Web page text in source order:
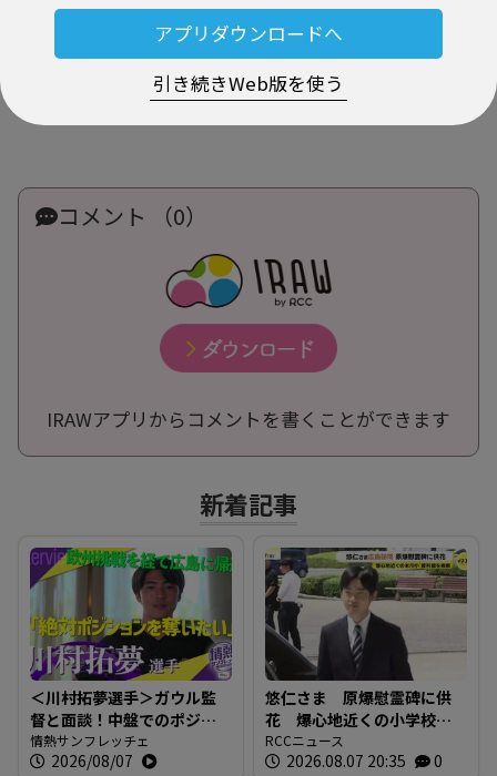
アプリダウンロードへ
引き続きWeb版を使う
コメント （0）
IRAWアプリからコメントを書くことができます
新着記事
＜川村拓夢選手＞ガウル監
督と面談！中盤でのポジシ
ョン争いに本気で挑む【情
熱サンフレッチェ】
情熱サンフレッチェ
2026/08/07
悠仁さま 原爆慰霊碑に供
花 爆心地近くの小学校も
訪問 「被爆体験を若い世
代に繋いでいくことが大
RCCニュース
2026.08.07 20:35 0